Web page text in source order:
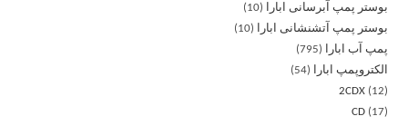
بوستر پمپ آبرسانی ابارا
10
بوستر پمپ آتشنشانی ابارا
10
پمپ آب ابارا
795
الکتروپمپ ابارا
54
2CDX
12
CD
17